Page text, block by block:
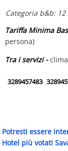
Categoria b&b:
Tariffa Minima
persona)
Tra i servizi -
3289457483
Potresti essere
Hotel più votati